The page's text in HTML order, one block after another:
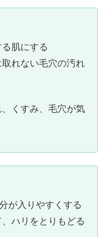
肌にする
取れない毛穴の汚れ
くすみ、毛穴が気
が入りやすくする
ハリをとりもどる